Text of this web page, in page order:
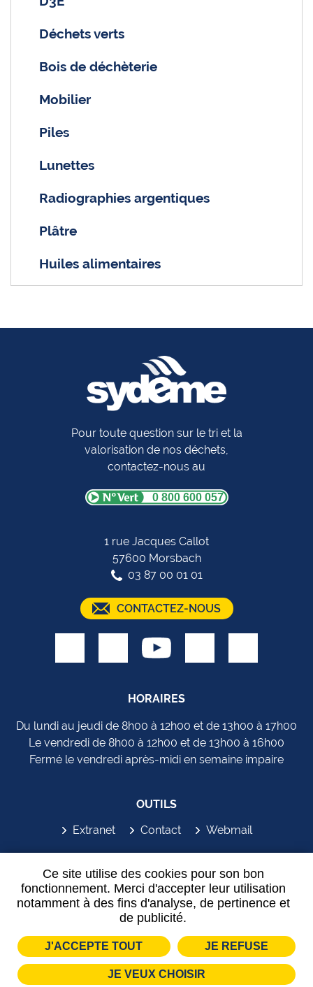
Ce site utilise des cookies pour son bon
fonctionnement. Merci d'accepter leur utilisation
notamment à des fins d'analyse, de pertinence et
de publicité.
J'ACCEPTE TOUT JE REFUSE
JE VEUX CHOISIR
Déchets verts
Bois de déchèterie
Mobilier
Piles
Lunettes
Radiographies argentiques
Plâtre
Huiles alimentaires
Pour toute question sur le tri et la
valorisation de nos déchets,
contactez-nous au
0 800 600 057
1 rue Jacques Callot
57600 Morsbach
03 87 00 01 01
CONTACTEZ-NOUS
HORAIRES
Du lundi au jeudi de 8h00 à 12h00 et de 13h00 à 17h00
Le vendredi de 8h00 à 12h00 et de 13h00 à 16h00
Fermé le vendredi après-midi en semaine impaire
OUTILS
Extranet
Contact Webmail
SYDEM'APP
Plan de site Mentions légales
Partenaires
Données personnelles